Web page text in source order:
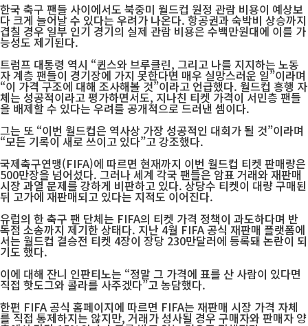
한국 축구 팬들 사이에서도 북중미 월드컵 원정 관람 비용이 예상보
다 크게 늘어날 수 있다는 우려가 나온다. 항공권과 숙박비 상승까지
겹칠 경우 일부 인기 경기의 실제 관람 비용은 수백만원대에 이를 가
능성도 제기된다.
트럼프 대통령 역시 “퀸스와 브루클린, 그리고 나를 지지하는 노동
자 계층 팬들이 경기장에 가지 못한다면 매우 실망스러운 일”이라며
“이 가격 구조에 대해 조사해볼 것”이라고 언급했다. 월드컵 흥행 자
체는 성공적이라고 평가하면서도, 지나친 티켓 가격이 서민층 팬들
을 배제할 수 있다는 우려를 공개적으로 드러낸 셈이다.
그는 또 “이번 월드컵은 역사상 가장 성공적인 대회가 될 것”이라며
“모든 기록이 새로 쓰이고 있다”고 강조했다.
국제축구연맹(FIFA)에 따르면 현재까지 이번 월드컵 티켓 판매량은
500만장을 넘어섰다. 그러나 세계 각국 팬들은 암표 거래와 재판매
시장 과열 문제를 강하게 비판하고 있다. 상당수 티켓이 대량 구매된
뒤 고가에 재판매되고 있다는 지적도 이어진다.
유럽의 한 축구 팬 단체는 FIFA의 티켓 가격 정책이 과도하다며 반
독점 소송까지 제기한 상태다. 지난 4월 FIFA 공식 재판매 플랫폼에
서는 월드컵 결승전 티켓 4장이 장당 230만달러에 등록돼 논란이 되
기도 했다.
이에 대해 잔니 인판티노는 “정말 그 가격에 표를 산 사람이 있다면
직접 핫도그와 콜라를 사주겠다”고 농담했다.
한편 FIFA 공식 홈페이지에 따르면 FIFA는 재판매 시장 가격 자체
를 직접 통제하지는 않지만, 거래가 성사될 경우 구매자와 판매자 양